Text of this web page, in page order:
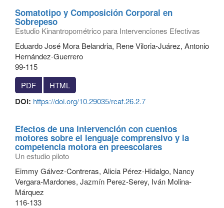
Somatotipo y Composición Corporal en
Sobrepeso
Estudio Kinantropométrico para Intervenciones Efectivas
Eduardo José Mora Belandria, Rene Viloria-Juárez, Antonio
Hernández-Guerrero
99-115
PDF
HTML
DOI: https://doi.org/10.29035/rcaf.26.2.7
Efectos de una intervención con cuentos
motores sobre el lenguaje comprensivo y la
competencia motora en preescolares
Un estudio piloto
Eimmy Gálvez-Contreras, Alicia Pérez-Hidalgo, Nancy
Vergara-Mardones, Jazmín Perez-Serey, Iván Molina-
Márquez
116-133